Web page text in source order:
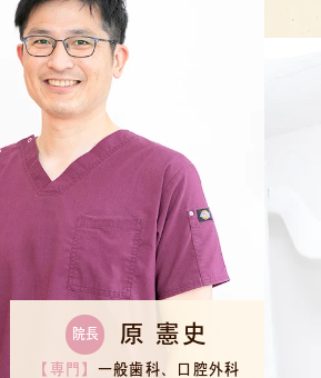
院長 原 憲史
【専門】 一般歯科、口腔外科